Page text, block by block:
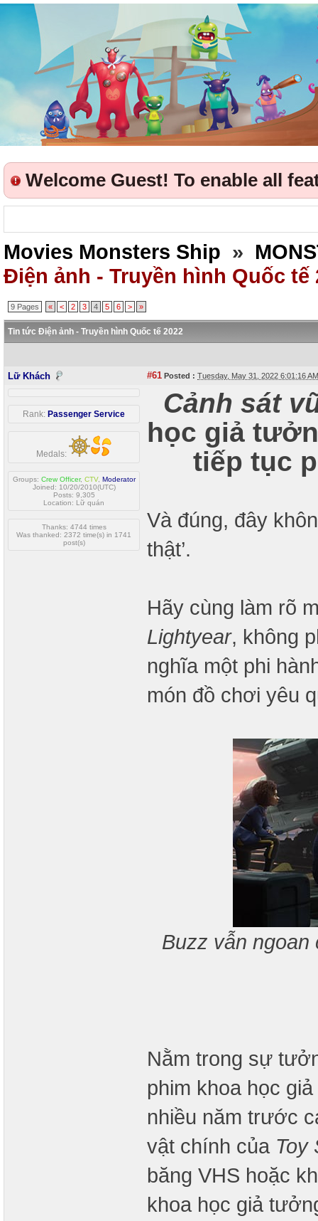
Welcome Guest! To enable all
Movies Monsters Ship »
Điện ảnh - Truyền hình Quốc tế
9 Pages « < 2 3 4 5 6 > »
Tin tức Điện ảnh - Truyền hình Quốc tế 2022
Lữ Khách #61 Posted : Tuesday, May 31, 2022 6:01:16
Rank: Passenger Service
Medals:
Groups: Crew Officer, CTV, Moderator
Joined: 10/20/2010(UTC)
Posts: 9,305
Location: Lữ quán
Thanks: 4744 times
Was thanked: 2372 time(s) in 1741
post(s)
Cảnh sát
học giả
tiếp tục
Và đúng, đây
thật’.
Hãy cùng làm rõ
Lightyear, không
nghĩa một phi
món đồ chơi yêu
Buzz vẫn ngoan
Nằm trong sự
phim khoa học
nhiều năm trước
vật chính của Toy
băng VHS hoặc
khoa học giả